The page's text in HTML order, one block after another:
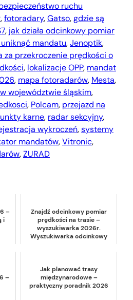
ruchu
, fotoradary, Gatso, gdzie są
, jak działa odcinkowy pomiar
mandatu, Jenoptik
za przekroczenie prędkości o
, lokalizacje OPP, mandat
, mapa fotoradarów, Mesta
województwie śląskim
, Polcam, przejazd na
karne, radar sekcyjny
wykroczeń, systemy
mandatów, Vitronic
, ZURAD
–
i
Znajdź odcinkowy pomiar
prędkości na trasie –
wyszukiwarka 2026r.
Wyszukiwarka odcinkowy
–
Jak planować trasy
międzynarodowe –
praktyczny poradnik 2026